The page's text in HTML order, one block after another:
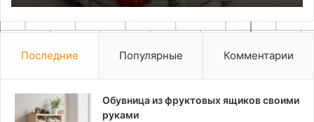
Последние Популярные Комментарии
Обувница из фруктовых ящиков своими
руками